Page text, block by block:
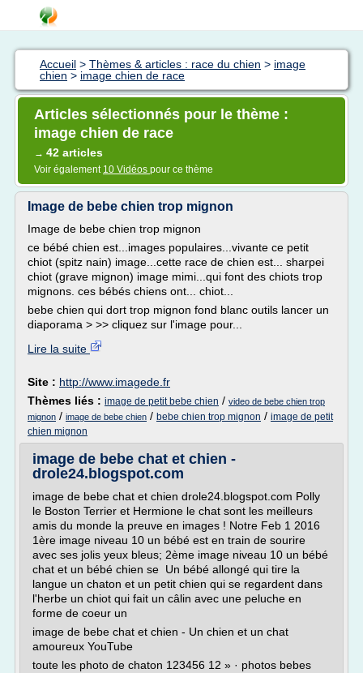
Accueil > Thèmes & articles : race du chien > image
chien > image chien de race
Articles sélectionnés pour le thème :
image chien de race
→ 42 articles
Voir également 10 Vidéos pour ce thème
Image de bebe chien trop mignon
Image de bebe chien trop mignon
ce bébé chien est...images populaires...vivante ce petit
chiot (spitz nain) image...cette race de chien est... sharpei
chiot (grave mignon) image mimi...qui font des chiots trop
mignons. ces bébés chiens ont... chiot...
bebe chien qui dort trop mignon fond blanc outils lancer un
diaporama > >> cliquez sur l'image pour...
Lire la suite
Site : http://www.imagede.fr
Thèmes liés : image de petit bebe chien / video de bebe chien trop
mignon / image de bebe chien / bebe chien trop mignon / image de petit
chien mignon
image de bebe chat et chien -
drole24.blogspot.com
image de bebe chat et chien drole24.blogspot.com Polly
le Boston Terrier et Hermione le chat sont les meilleurs
amis du monde la preuve en images ! Notre Feb 1 2016
1ère image niveau 10 un bébé est en train de sourire
avec ses jolis yeux bleus; 2ème image niveau 10 un bébé
chat et un bébé chien se Un bébé allongé qui tire la
langue un chaton et un petit chien qui se regardent dans
l'herbe un chiot qui fait un câlin avec une peluche en
forme de coeur un
image de bebe chat et chien - Un chien et un chat
amoureux YouTube
toute les photo de chaton 123456 12 » · photos bebes